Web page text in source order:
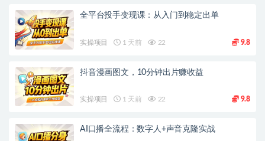
全平台投手变现课：从入门到稳定出单
实操项目 1 天前 22 9.8
抖音漫画图文，10分钟出片赚收益
实操项目 1 天前 22 9.8
AI口播全流程：数字人+声音克隆实战